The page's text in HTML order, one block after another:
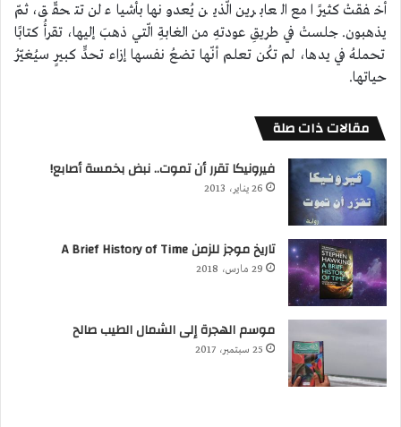
أخفقتْ كثيرًا مع العابرين الّذين يُعدونها بأشياء لن تتحقّق، ثمّ
يذهبون. جلستْ في طريقِ عودتهِ من الغابةِ الّتي ذهبَ إليها، تقرأُ كتابًا
تحملهُ في يدها، لم تكُن تعلم أنّها تضعُ نفسها إزاء تحدٍّ كبيرٍ سيُغيّرُ
حياتها.
مقالات ذات صلة
فيرونيكا تقرر أن تموت.. نبض بخمسة أصابع!
26 يناير، 2013
تاريخ موجز للزمن A Brief History of Time
29 مارس، 2018
موسم الهجرة إلى الشمال الطيب صالح
25 سبتمبر، 2017